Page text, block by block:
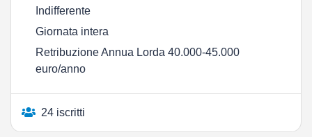
Indifferente
Giornata intera
Retribuzione Annua Lorda 40.000-45.000
euro/anno
24 iscritti